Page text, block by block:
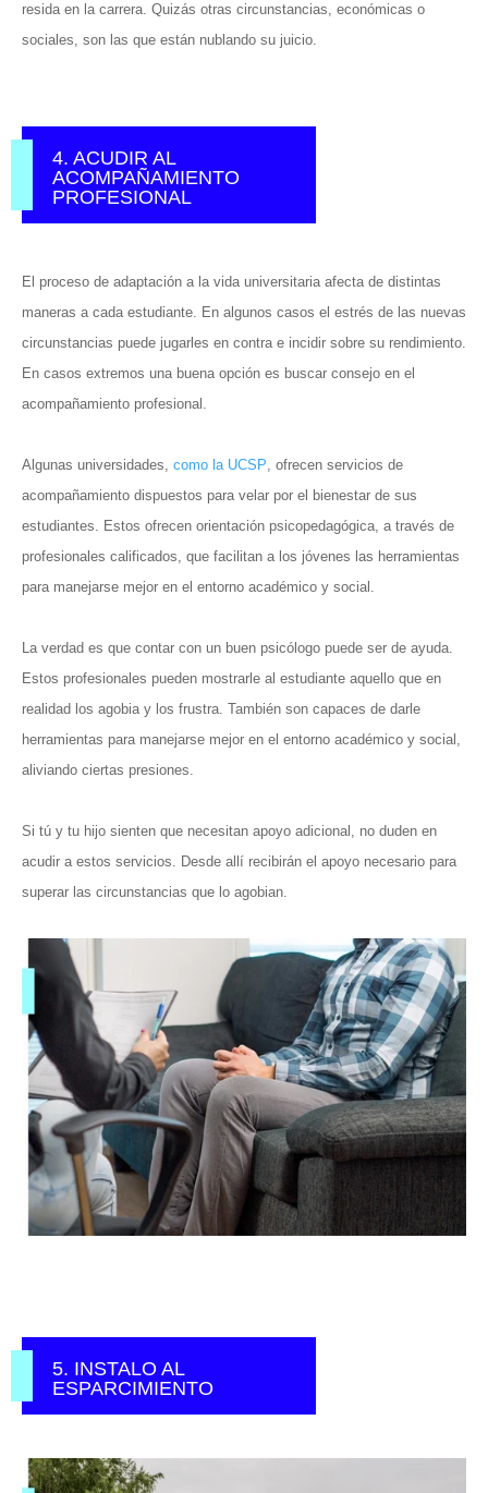
resida en la carrera. Quizás otras circunstancias, económicas o
sociales, son las que están nublando su juicio.
4. ACUDIR AL
ACOMPAÑAMIENTO
PROFESIONAL
El proceso de adaptación a la vida universitaria afecta de distintas
maneras a cada estudiante. En algunos casos el estrés de las nuevas
circunstancias puede jugarles en contra e incidir sobre su rendimiento.
En casos extremos una buena opción es buscar consejo en el
acompañamiento profesional.
Algunas universidades, como la UCSP, ofrecen servicios de
acompañamiento dispuestos para velar por el bienestar de sus
estudiantes. Estos ofrecen orientación psicopedagógica, a través de
profesionales calificados, que facilitan a los jóvenes las herramientas
para manejarse mejor en el entorno académico y social.
La verdad es que contar con un buen psicólogo puede ser de ayuda.
Estos profesionales pueden mostrarle al estudiante aquello que en
realidad los agobia y los frustra. También son capaces de darle
herramientas para manejarse mejor en el entorno académico y social,
aliviando ciertas presiones.
Si tú y tu hijo sienten que necesitan apoyo adicional, no duden en
acudir a estos servicios. Desde allí recibirán el apoyo necesario para
superar las circunstancias que lo agobian.
5. INSTALO AL
ESPARCIMIENTO